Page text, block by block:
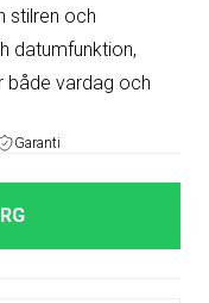
stilren och
datumfunktion,
både vardag och
Garanti